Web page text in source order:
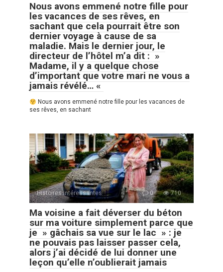
Nous avons emmené notre fille pour
les vacances de ses rêves, en
sachant que cela pourrait être son
dernier voyage à cause de sa
maladie. Mais le dernier jour, le
directeur de l’hôtel m’a dit : »
Madame, il y a quelque chose
d’important que votre mari ne vous a
jamais révélé… «
Nous avons emmené notre fille pour les vacances de
ses rêves, en sachant
Histoires Intéressantes 0 710
Ma voisine a fait déverser du béton
sur ma voiture simplement parce que
je » gâchais sa vue sur le lac » : je
ne pouvais pas laisser passer cela,
alors j’ai décidé de lui donner une
leçon qu’elle n’oublierait jamais